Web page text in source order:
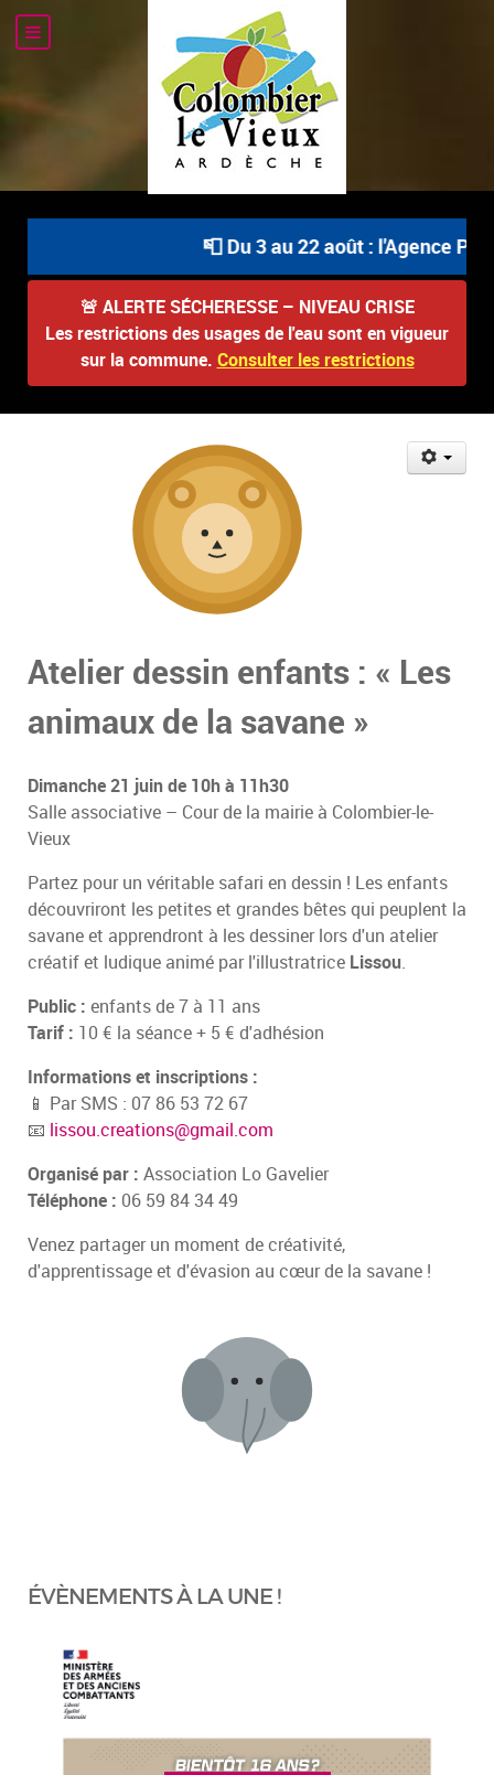
📮 Du 3 au 22 août : l'Agence
🚨 ALERTE SÉCHERESSE – NIVEAU CRISE
Les restrictions des usages de l'eau sont en vigueur
sur la commune. Consulter les restrictions
Atelier dessin enfants : « Les
animaux de la savane »
Dimanche 21 juin de 10h à 11h30
Salle associative – Cour de la mairie à Colombier-le-
Vieux
Partez pour un véritable safari en dessin ! Les enfants
découvriront les petites et grandes bêtes qui peuplent la
savane et apprendront à les dessiner lors d'un atelier
créatif et ludique animé par l'illustratrice Lissou.
Public : enfants de 7 à 11 ans
Tarif : 10 € la séance + 5 € d'adhésion
Informations et inscriptions :
📱 Par SMS : 07 86 53 72 67
📧 lissou.creations@gmail.com
Organisé par : Association Lo Gavelier
Téléphone : 06 59 84 34 49
Venez partager un moment de créativité,
d'apprentissage et d'évasion au cœur de la savane !
ÉVÈNEMENTS À LA UNE !